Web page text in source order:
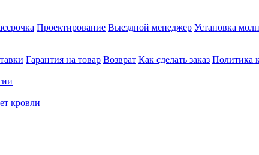
Проектирование Выездной менеджер Установка
Гарантия на товар Возврат Как сделать заказ Политика
кровли